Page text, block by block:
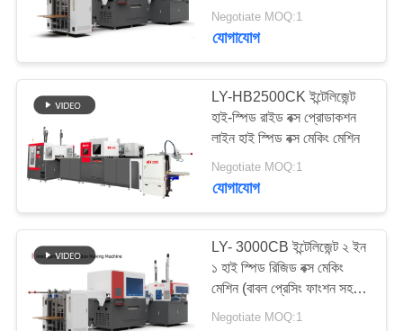
ফাংশন স্বয়ংক্রিয় রাইডিড বক্স
মেকিং মেশিন / স্বয়ংক্রিয় বক্স
Negotiate MOQ:1
যোগাযোগ
LY-HB2500CK ইন্টেলিজেন্ট
হাই-স্পিড রাইড বক্স প্রোডাকশন
লাইন হাই স্পিড বক্স মেকিং মেশিন
Negotiate MOQ:1
যোগাযোগ
LY- 3000CB ইন্টেলিজেন্ট ২ ইন
১ হাই স্পিড রিজিড বক্স মেকিং
মেশিন (বাবল প্রেসিং ফাংশন সহ)
রিজিড বক্স মেশিন/ প্যাকিং বক্স
Negotiate MOQ:1